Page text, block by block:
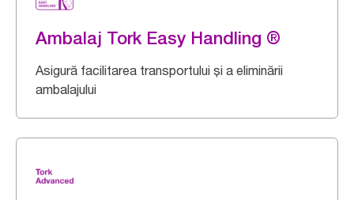
Ambalaj Tork Easy Handling ®
Asigură facilitarea transportului și a eliminării
ambalajului